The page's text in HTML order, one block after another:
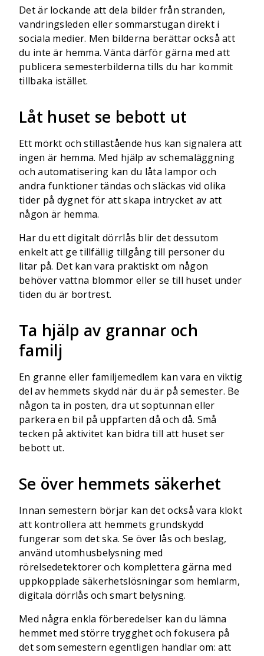
Det är lockande att dela bilder från stranden,
vandringsleden eller sommarstugan direkt i
sociala medier. Men bilderna berättar också att
du inte är hemma. Vänta därför gärna med att
publicera semesterbilderna tills du har kommit
tillbaka istället.
Låt huset se bebott ut
Ett mörkt och stillastående hus kan signalera att
ingen är hemma. Med hjälp av schemaläggning
och automatisering kan du låta lampor och
andra funktioner tändas och släckas vid olika
tider på dygnet för att skapa intrycket av att
någon är hemma.
Har du ett digitalt dörrlås blir det dessutom
enkelt att ge tillfällig tillgång till personer du
litar på. Det kan vara praktiskt om någon
behöver vattna blommor eller se till huset under
tiden du är bortrest.
Ta hjälp av grannar och
familj
En granne eller familjemedlem kan vara en viktig
del av hemmets skydd när du är på semester. Be
någon ta in posten, dra ut soptunnan eller
parkera en bil på uppfarten då och då. Små
tecken på aktivitet kan bidra till att huset ser
bebott ut.
Se över hemmets säkerhet
Innan semestern börjar kan det också vara klokt
att kontrollera att hemmets grundskydd
fungerar som det ska. Se över lås och beslag,
använd utomhusbelysning med
rörelsedetektorer och komplettera gärna med
uppkopplade säkerhetslösningar som hemlarm,
digitala dörrlås och smart belysning.
Med några enkla förberedelser kan du lämna
hemmet med större trygghet och fokusera på
det som semestern egentligen handlar om: att